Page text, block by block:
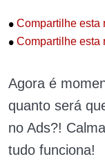
• Compartilhe esta
• Compartilhe esta
Agora é
quanto será
no Ads?!
tudo funciona!